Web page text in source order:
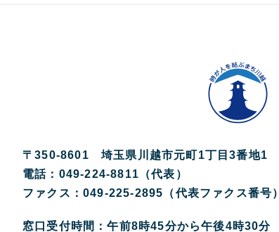
〒350-8601 埼玉県川越市元町1丁目3番地1
電話：049-224-8811（代表）
ファクス：049-225-2895（代表ファクス番号）
窓口受付時間：午前8時45分から午後4時30分